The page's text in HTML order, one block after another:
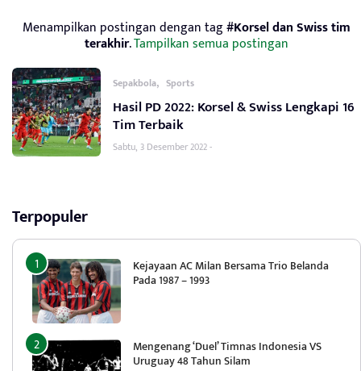
Menampilkan postingan dengan tag#Korsel dan Swiss tim
terakhir.Tampilkan semua postingan
Sepakbola, Sports
Hasil PD 2022: Korsel & Swiss Lengkapi 16
Tim Terbaik
Sabtu, 3 Desember 2022 -
Terpopuler
Kejayaan AC Milan Bersama Trio Belanda
Pada 1987 – 1993
Mengenang ‘Duel’ Timnas Indonesia VS
Uruguay 48 Tahun Silam